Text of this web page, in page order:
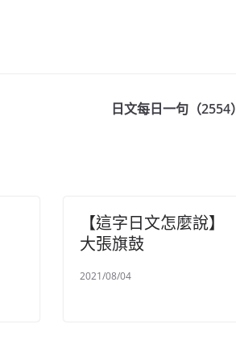
日文每日一句（2554）
【這字日文怎麼說】
大張旗鼓
2021/08/04